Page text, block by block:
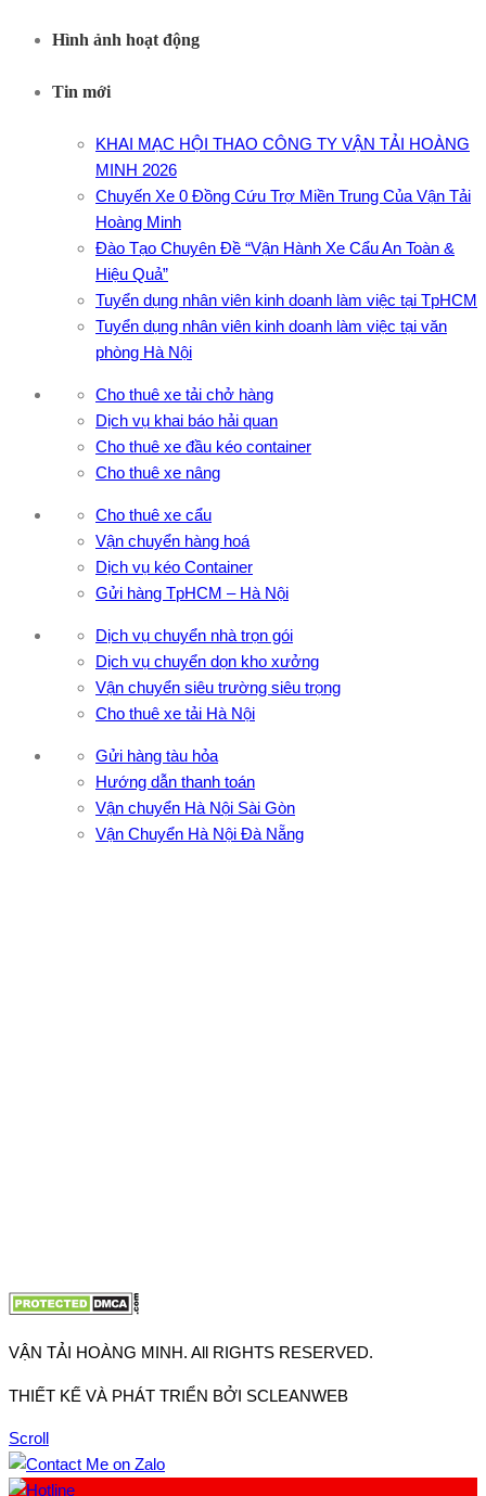
Hình ảnh hoạt động
Tin mới
KHAI MẠC HỘI THAO CÔNG TY VẬN TẢI HOÀNG
MINH 2026
Chuyến Xe 0 Đồng Cứu Trợ Miền Trung Của Vận Tải
Hoàng Minh
Đào Tạo Chuyên Đề “Vận Hành Xe Cẩu An Toàn &
Hiệu Quả”
Tuyển dụng nhân viên kinh doanh làm việc tại TpHCM
Tuyển dụng nhân viên kinh doanh làm việc tại văn
phòng Hà Nội
Cho thuê xe tải chở hàng
Dịch vụ khai báo hải quan
Cho thuê xe đầu kéo container
Cho thuê xe nâng
Cho thuê xe cẩu
Vận chuyển hàng hoá
Dịch vụ kéo Container
Gửi hàng TpHCM – Hà Nội
Dịch vụ chuyển nhà trọn gói
Dịch vụ chuyển dọn kho xưởng
Vận chuyển siêu trường siêu trọng
Cho thuê xe tải Hà Nội
Gửi hàng tàu hỏa
Hướng dẫn thanh toán
Vận chuyển Hà Nội Sài Gòn
Vận Chuyển Hà Nội Đà Nẵng
VẬN TẢI HOÀNG MINH. All RIGHTS RESERVED.
THIẾT KẾ VÀ PHÁT TRIỂN BỞI SCLEANWEB
Scroll